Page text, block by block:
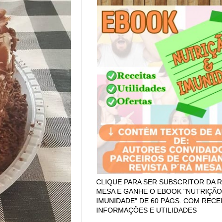
CLIQUE PARA SER SUBSCRITOR DA
MESA E GANHE O EBOOK
IMUNIDADE" DE 60 PÁGS. COM
INFORMAÇÕES E UTILIDADES